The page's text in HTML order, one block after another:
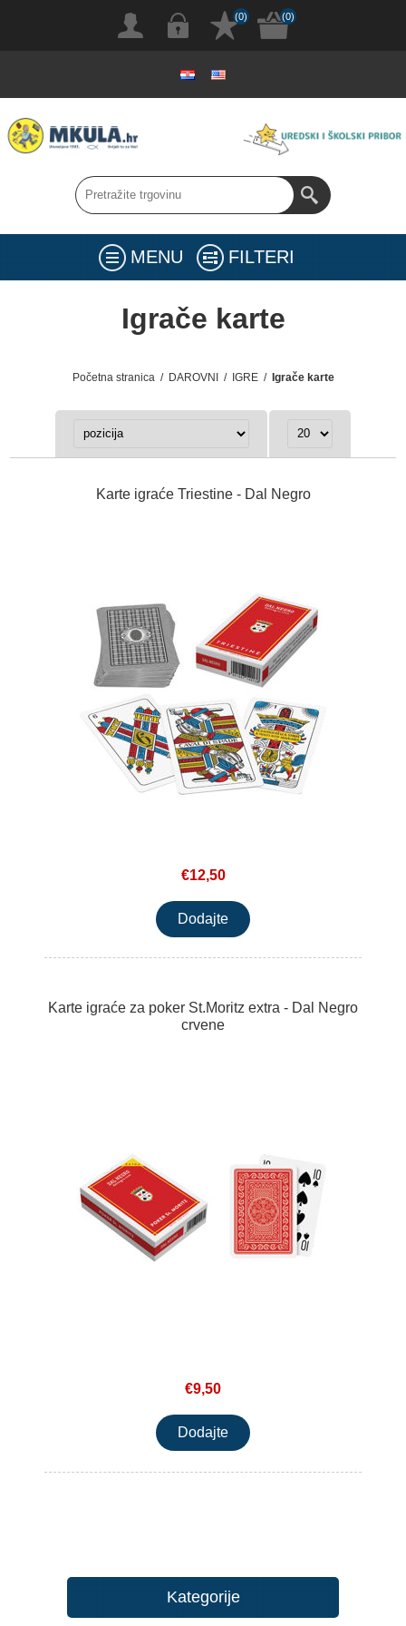
(0) (0)
MENU FILTERI
Igrače karte
Početna stranica / DAROVNI / IGRE / Igrače karte
Karte igraće Triestine - Dal Negro
€12,50
Karte igraće za poker St.Moritz extra - Dal Negro
crvene
€9,50
Kategorije